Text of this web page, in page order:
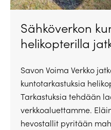
Sähköverkon
helikopterilla
Savon Voima Verkko
kuntotarkastuksia
Tarkastuksia tehdään
verkkoaluettamme.
hevostallit pyritään